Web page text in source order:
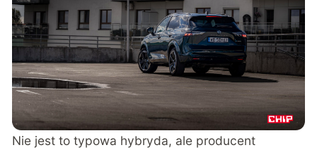
Nie jest to typowa hybryda, ale producent